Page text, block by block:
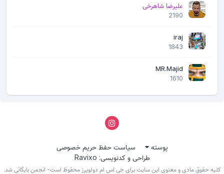
علیرضا شاهرخی
2190
iraj
1843
MR.Majid
1610
پوسته
سیاست حفظ حریم خصوصی
طراحی و کدنویسی: Ravixo
حقوق مادی و معنوی این سایت برای جی اس ام دولوپرز محفوظ است- انجمن بایگانی شد.